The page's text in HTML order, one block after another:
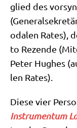
glied des
oda­len Rates),
to Rezen­de
Peter Hug­hes
len Rates).
Die­se vier
Instru­men­tum